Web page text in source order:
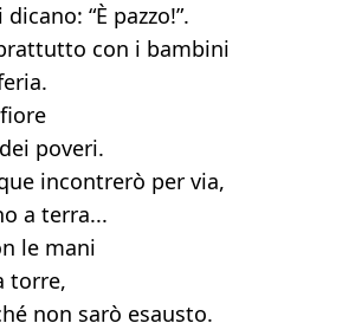
“È pazzo!”.
con i bambini
poveri.
incontrerò per via,
a terra...
le mani
torre,
non sarò esausto.